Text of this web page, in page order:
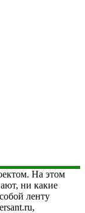
На этом
ни какие
ленту